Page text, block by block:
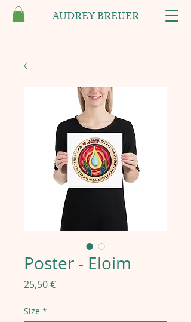
AUDREY BREUER
Poster - Eloim
25,50 €Prix
Size *